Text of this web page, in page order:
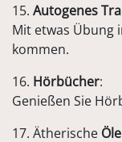
15. Autogenes
Mit etwas Übung
kommen.
16. Hörbücher:
Genießen Sie
17. Ätherische Öle